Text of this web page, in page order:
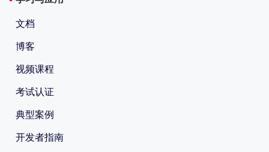
文档
博客
视频课程
考试认证
典型案例
开发者指南